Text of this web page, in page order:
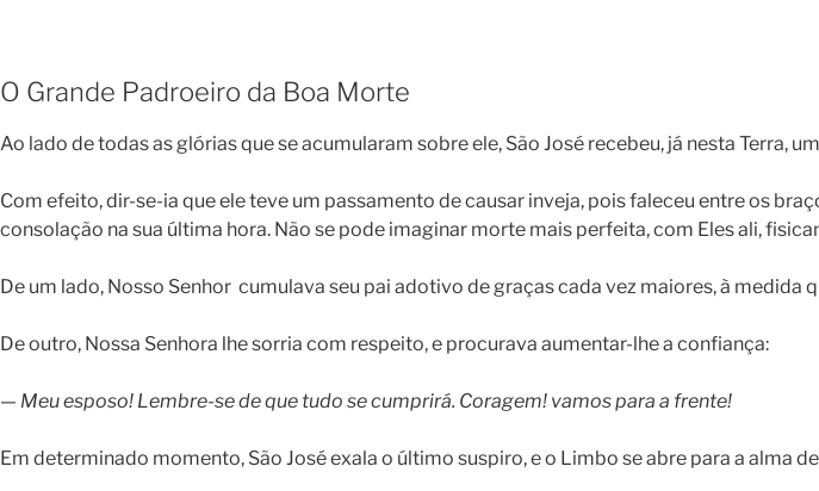
O Grande Padroeiro da Boa Morte
Ao lado de todas as glórias que se acumularam sobre ele, São José recebeu, já nesta Terra,
Com efeito, dir-se-ia que ele teve um passamento de causar inveja, pois faleceu entre os
consolação na sua última hora. Não se pode imaginar morte mais perfeita, com Eles ali,
De um lado, Nosso Senhor cumulava seu pai adotivo de graças cada vez maiores, à
De outro, Nossa Senhora lhe sorria com respeito, e procurava aumentar-lhe a confiança:
— Meu esposo! Lembre-se de que tudo se cumprirá. Coragem! vamos para a frente!
Em determinado momento, São José exala o último suspiro, e o Limbo se abre para a alma